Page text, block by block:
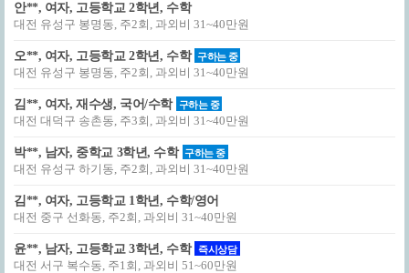
안**, 여자, 고등학교 2학년, 수학
대전 유성구 봉명동, 주2회, 과외비 31~40만원
오**, 여자, 고등학교 2학년, 수학 구하는 중
대전 유성구 봉명동, 주2회, 과외비 31~40만원
김**, 여자, 재수생, 국어/수학 구하는 중
대전 대덕구 송촌동, 주3회, 과외비 31~40만원
박**, 남자, 중학교 3학년, 수학 구하는 중
대전 유성구 하기동, 주2회, 과외비 31~40만원
김**, 여자, 고등학교 1학년, 수학/영어
대전 중구 선화동, 주2회, 과외비 31~40만원
윤**, 남자, 고등학교 3학년, 수학 즉시상담
대전 서구 복수동, 주1회, 과외비 51~60만원